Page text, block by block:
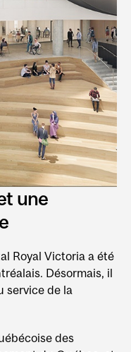
une
Royal Victoria a été
Désormais, il
service de la
des